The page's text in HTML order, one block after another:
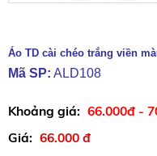
Áo TD cài chéo trắng viền
Mã SP: ALD108
66.000đ -
66.000 đ